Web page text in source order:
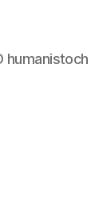
humanistoch